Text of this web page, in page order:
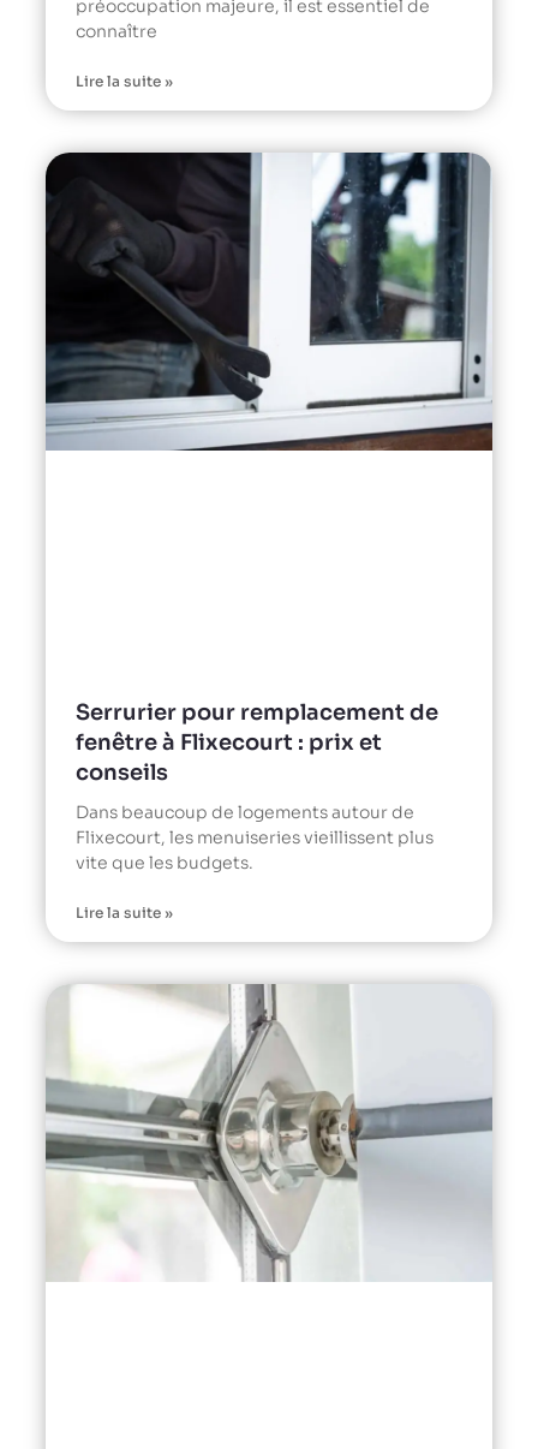
préoccupation majeure, il est essentiel de
connaître
Lire la suite »
Serrurier pour remplacement de
fenêtre à Flixecourt : prix et
conseils
Dans beaucoup de logements autour de
Flixecourt, les menuiseries vieillissent plus
vite que les budgets.
Lire la suite »